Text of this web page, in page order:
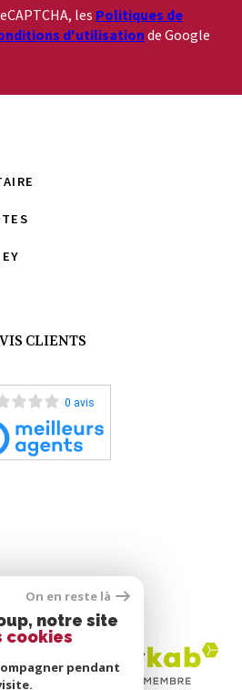
les Politiques de
d'utilisation de Google
CLIENTS
0 avis
ADHÉRENTS
On en reste là
notre site
cookies
pendant